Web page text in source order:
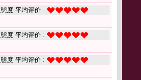
態度 平均评价 :
態度 平均评价 :
態度 平均评价 :